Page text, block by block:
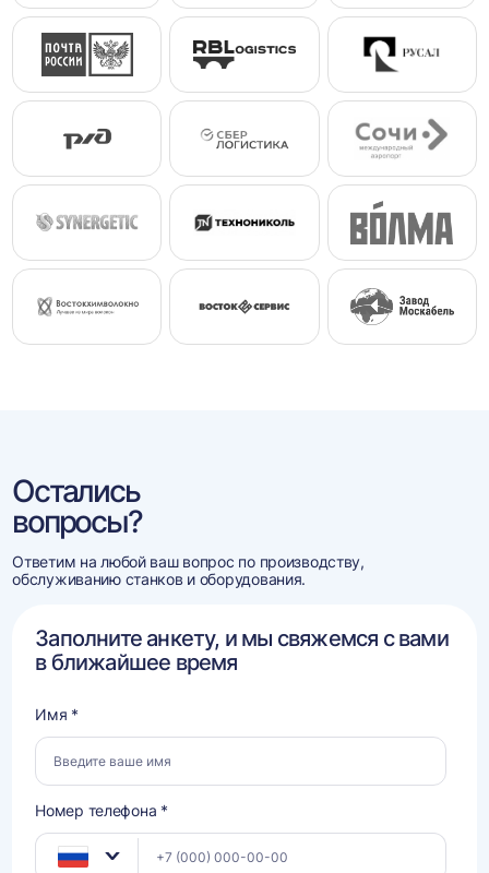
Остались
вопросы?
Ответим на любой ваш вопрос по производству,
обслуживанию станков и оборудования.
Заполните анкету, и мы свяжемся с вами
в ближайшее время
Имя *
Номер телефона *